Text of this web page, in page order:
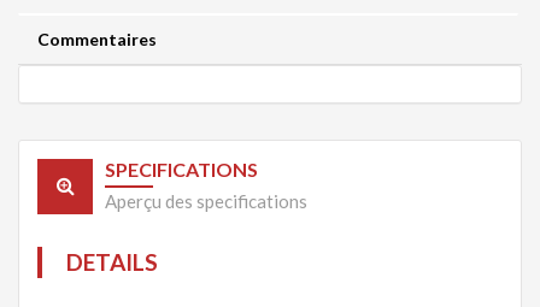
Commentaires
SPECIFICATIONS
Aperçu des specifications
DETAILS